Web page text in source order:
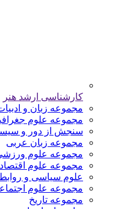
کارشناسی ارشد هنر
مجموعه زبان و
مجموعه علوم
سنجش از دور و
مجموعه زبان عربی
مجموعه علوم
مجموعه علوم
علوم سیاسی و روابط
مجموعه علوم
مجموعه تاریخ